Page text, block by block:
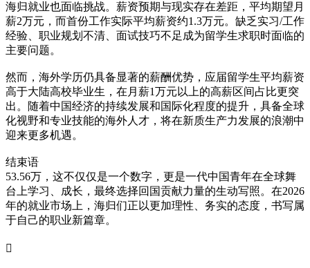
海归就业也面临挑战。薪资预期与现实存在差距，平均期望月
薪2万元，而首份工作实际平均薪资约1.3万元。缺乏实习/工作
经验、职业规划不清、面试技巧不足成为留学生求职时面临的
主要问题。
然而，海外学历仍具备显著的薪酬优势，应届留学生平均薪资
高于大陆高校毕业生，在月薪1万元以上的高薪区间占比更突
出。随着中国经济的持续发展和国际化程度的提升，具备全球
化视野和专业技能的海外人才，将在新质生产力发展的浪潮中
迎来更多机遇。
结束语
53.56万，这不仅仅是一个数字，更是一代中国青年在全球舞
台上学习、成长，最终选择回国贡献力量的生动写照。在2026
年的就业市场上，海归们正以更加理性、务实的态度，书写属
于自己的职业新篇章。
